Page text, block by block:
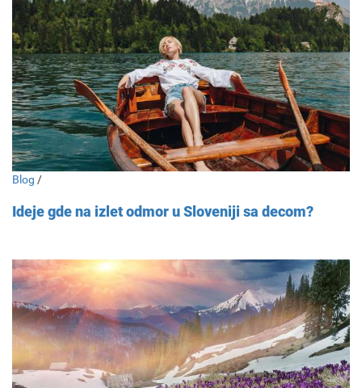
Blog /
Ideje gde na izlet odmor u Sloveniji sa decom?